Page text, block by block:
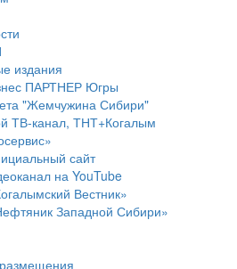
издания
ПАРТНЕР Югры
"Жемчужина Сибири"
ТВ-канал, ТНТ+Когалым
сайт
на YouTube
Вестник»
Западной Сибири»